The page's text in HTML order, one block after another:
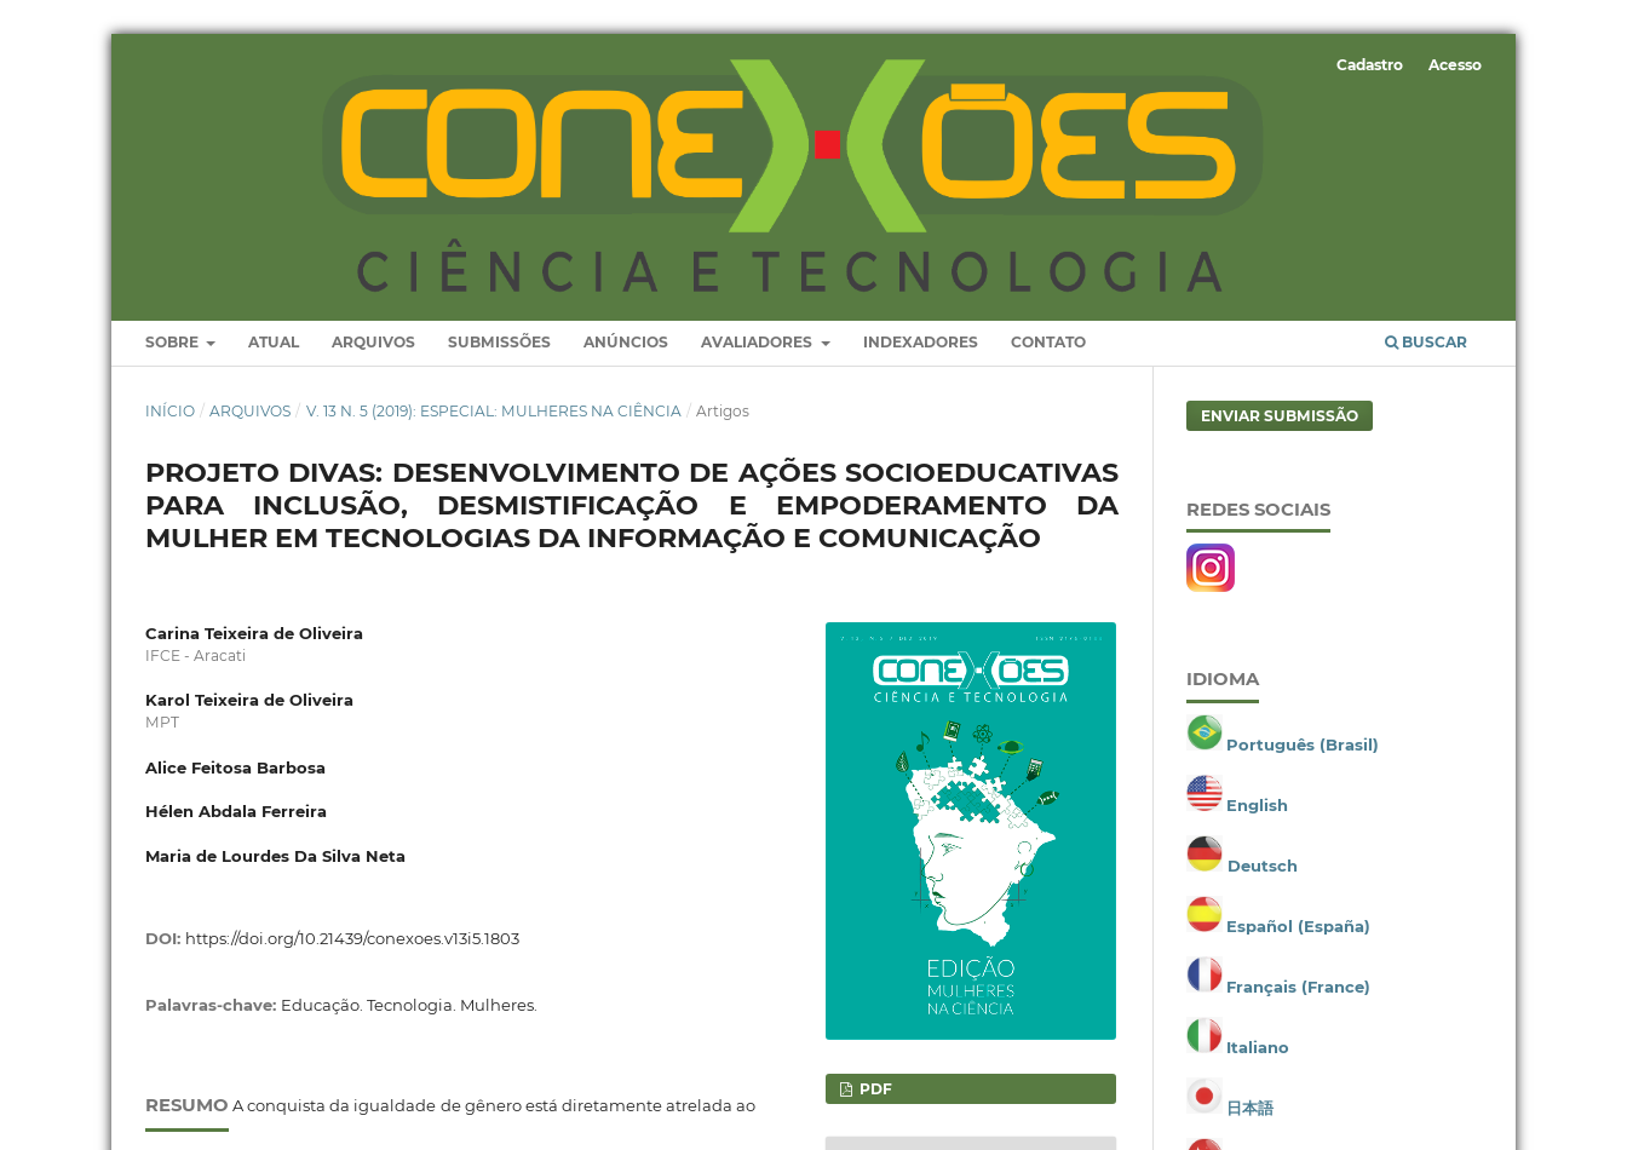
SOBRE ATUAL ARQUIVOS SUBMISSÕES ANÚNCIOS AVALIADORES INDEXADORES CONTATO BUSCAR
Cadastro Acesso
INÍCIO / ARQUIVOS / V. 13 N. 5 (2019): ESPECIAL: MULHERES NA CIÊNCIA / Artigos
PROJETO DIVAS: DESENVOLVIMENTO DE AÇÕES SOCIOEDUCATIVAS
PARA INCLUSÃO, DESMISTIFICAÇÃO E EMPODERAMENTO DA
MULHER EM TECNOLOGIAS DA INFORMAÇÃO E COMUNICAÇÃO
Carina Teixeira de Oliveira
IFCE - Aracati
Karol Teixeira de Oliveira
MPT
Alice Feitosa Barbosa
Hélen Abdala Ferreira
Maria de Lourdes Da Silva Neta
DOI: https://doi.org/10.21439/conexoes.v13i5.1803
Palavras-chave: Educação. Tecnologia. Mulheres.
RESUMO A conquista da igualdade de gênero está diretamente atrelada ao
PDF
ENVIAR SUBMISSÃO
REDES SOCIAIS
IDIOMA
Português (Brasil)
English
Deutsch
Español (España)
Français (France)
Italiano
日本語